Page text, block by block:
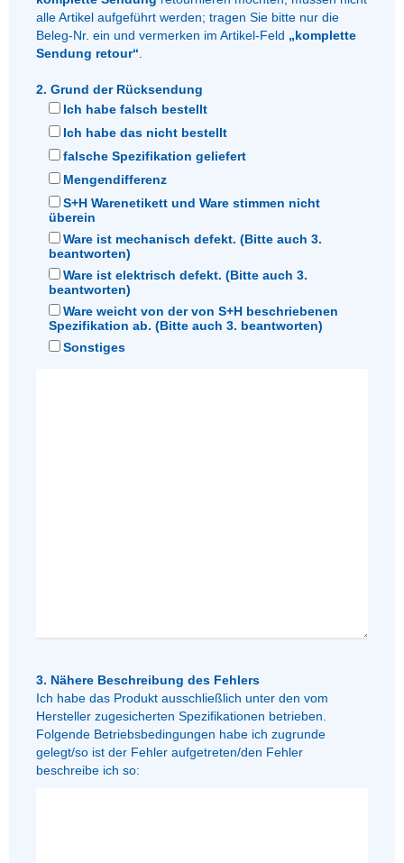
alle Artikel aufgeführt werden; tragen Sie bitte nur die
Beleg-Nr. ein und vermerken im Artikel-Feld „komplette
Sendung retour“
2. Grund der Rücksendung
Ich habe falsch bestellt
Ich habe das nicht bestellt
falsche Spezifikation geliefert
Mengendifferenz
S+H Warenetikett und Ware stimmen nicht
überein
Ware ist mechanisch defekt. (Bitte auch 3.
beantworten)
Ware ist elektrisch defekt. (Bitte auch 3.
beantworten)
Ware weicht von der von S+H beschriebenen
Spezifikation ab. (Bitte auch 3. beantworten)
Sonstiges
3. Nähere Beschreibung des Fehlers
Ich habe das Produkt ausschließlich unter den vom
Hersteller zugesicherten Spezifikationen betrieben.
Folgende Betriebsbedingungen habe ich zugrunde
gelegt/so ist der Fehler aufgetreten/den Fehler
beschreibe ich so: